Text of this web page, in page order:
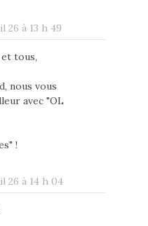
26 à 13 h 49
tous,
nous vous
avec "OL
!
26 à 14 h 04